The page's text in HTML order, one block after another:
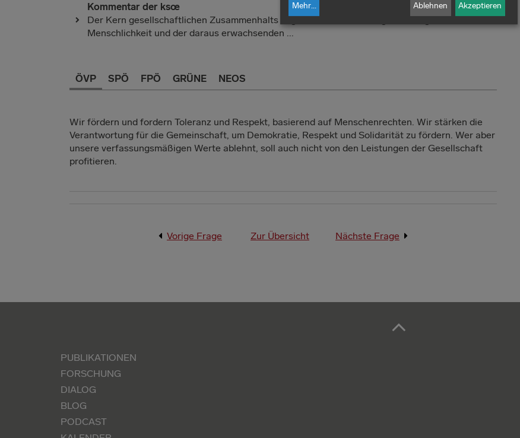
Kommentar der ksœ
Der Kern gesellschaftlichen Zusammenhalts liegt in der Anerkennung unserer gemeinsamen
Menschlichkeit und der daraus erwachsenden ...
ÖVP SPÖ FPÖ GRÜNE NEOS
Wir fördern und fordern Toleranz und Respekt, basierend auf Menschenrechten. Wir stärken die
Verantwortung für die Gemeinschaft, um Demokratie, Respekt und Solidarität zu fördern. Wer aber
unsere verfassungsmäßigen Werte ablehnt, soll auch nicht von den Leistungen der Gesellschaft
profitieren.
Vorige Frage Zur Übersicht Nächste Frage
PUBLIKATIONEN
FORSCHUNG
DIALOG
BLOG
PODCAST
Mehr... Ablehnen Akzeptieren